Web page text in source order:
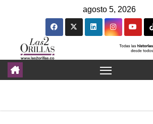
agosto 5, 2026